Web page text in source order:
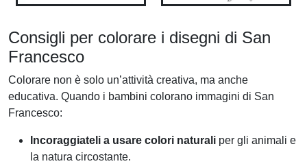
Consigli per colorare i disegni di San
Francesco
Colorare non è solo un’attività creativa, ma anche
educativa. Quando i bambini colorano immagini di San
Francesco:
Incoraggiateli a usare colori naturali per gli animali e
la natura circostante.